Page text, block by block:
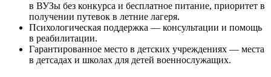
в ВУЗы без конкурса и бесплатное питание, приоритет в
получении путевок в летние лагеря.
Психологическая поддержка — консультации и помощь
в реабилитации.
Гарантированное место в детских учреждениях — места
в детсадах и школах для детей военнослужащих.